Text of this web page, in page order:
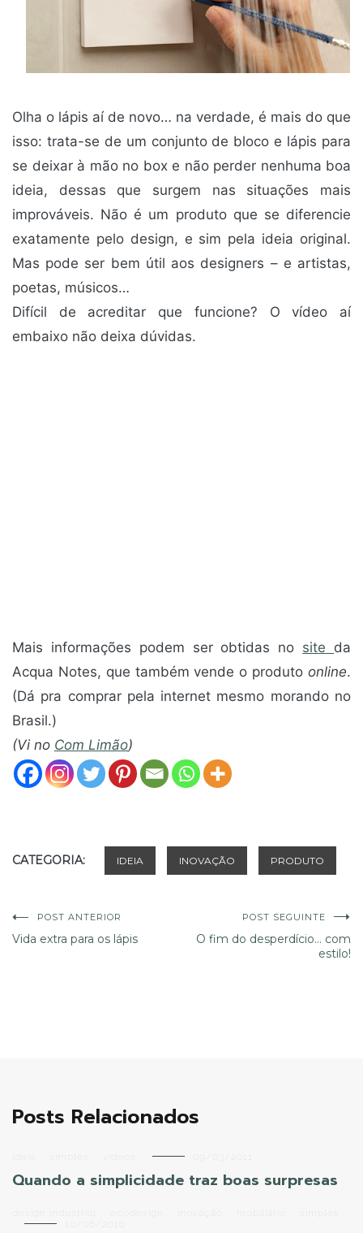
Olha o lápis aí de novo… na verdade, é mais do que
isso: trata-se de um conjunto de bloco e lápis para
se deixar à mão no box e não perder nenhuma boa
ideia, dessas que surgem nas situações mais
improváveis. Não é um produto que se diferencie
exatamente pelo design, e sim pela ideia original.
Mas pode ser bem útil aos designers – e artistas,
poetas, músicos…
Difícil de acreditar que funcione? O vídeo aí
embaixo não deixa dúvidas.
Mais informações podem ser obtidas no site da
Acqua Notes, que também vende o produto online.
(Dá pra comprar pela internet mesmo morando no
Brasil.)
(Vi no Com Limão)
CATEGORIA: IDEIA INOVAÇÃO PRODUTO
Navegação
POST ANTERIOR
Vida extra para os lápis
POST SEGUINTE
O fim do desperdício… com
estilo!
Posts Relacionados
simples 09/03/2011
Quando a simplicidade traz boas surpresas
design industrial ecodesign inovação mobiliário
simples
10/06/2010